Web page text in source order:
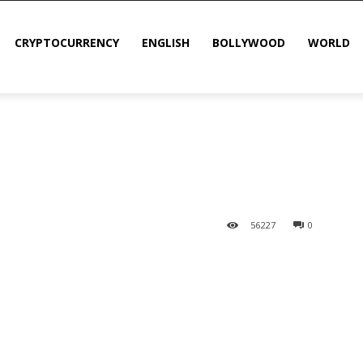
CRYPTOCURRENCY ENGLISH BOLLYWOOD WORLD
0
56227